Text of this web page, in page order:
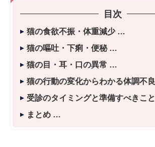
目次
猫の食欲不振・体重減少
猫の嘔吐・下痢・便秘
猫の目・耳・口の異常
猫の行動の変化からわかる体調不良
受診のタイミングと準備すべきこと
まとめ